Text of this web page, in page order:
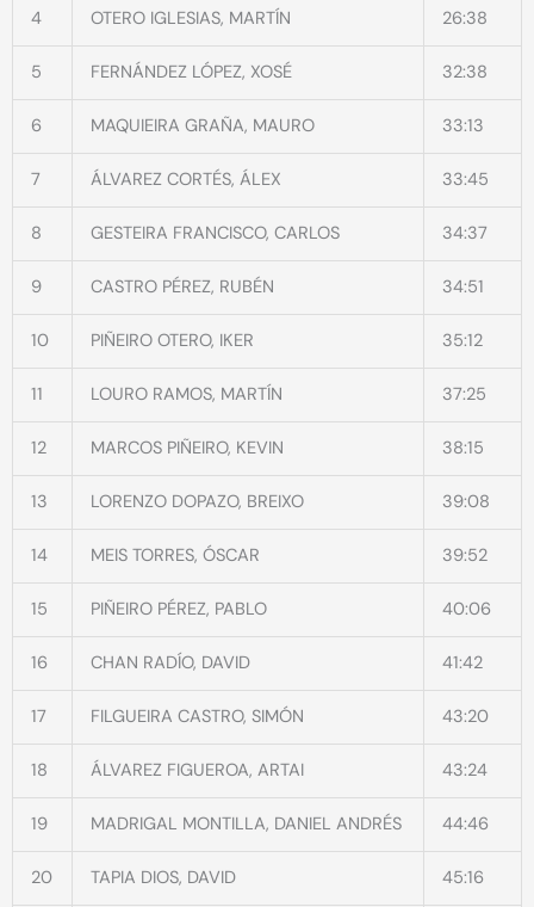
4 OTERO IGLESIAS, MARTÍN 26:38
5 FERNÁNDEZ LÓPEZ, XOSÉ 32:38
6 MAQUIEIRA GRAÑA, MAURO 33:13
7 ÁLVAREZ CORTÉS, ÁLEX 33:45
8 GESTEIRA FRANCISCO, CARLOS 34:37
9 CASTRO PÉREZ, RUBÉN 34:51
10 PIÑEIRO OTERO, IKER 35:12
11 LOURO RAMOS, MARTÍN 37:25
12 MARCOS PIÑEIRO, KEVIN 38:15
13 LORENZO DOPAZO, BREIXO 39:08
14 MEIS TORRES, ÓSCAR 39:52
15 PIÑEIRO PÉREZ, PABLO 40:06
16 CHAN RADÍO, DAVID 41:42
17 FILGUEIRA CASTRO, SIMÓN 43:20
18 ÁLVAREZ FIGUEROA, ARTAI 43:24
19 MADRIGAL MONTILLA, DANIEL ANDRÉS 44:46
20 TAPIA DIOS, DAVID 45:16